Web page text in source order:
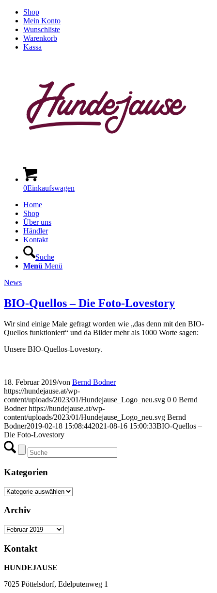
Shop
Mein Konto
Wunschliste
Warenkorb
Kassa
0Einkaufswagen
Home
Shop
Über uns
Händler
Kontakt
Suche
Menü Menü
News
BIO-Quellos – Die Foto-Lovestory
Wir sind einige Male gefragt worden wie „das denn mit den BIO-
Quellos funktioniert“ und da Bilder mehr als 1000 Worte sagen:
Unsere BIO-Quellos-Lovestory.
18. Februar 2019/von Bernd Bodner
https://hundejause.at/wp-
content/uploads/2023/01/Hundejause_Logo_neu.svg 0 0 Bernd
Bodner https://hundejause.at/wp-
content/uploads/2023/01/Hundejause_Logo_neu.svg Bernd
Bodner2019-02-18 15:08:442021-08-16 15:00:33BIO-Quellos –
Die Foto-Lovestory
Kategorien
Kategorien
Archiv
Archiv
Kontakt
HUNDEJAUSE
7025 Pöttelsdorf, Edelputenweg 1